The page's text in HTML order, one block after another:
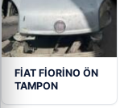
FİAT FİORİNO ÖN
TAMPON